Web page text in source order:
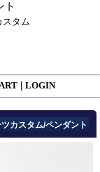
ト
スタム
LOGIN
カスタム/ペンダント